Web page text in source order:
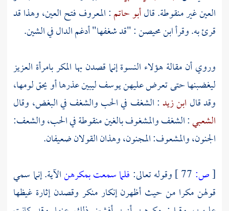
العين غير منقوطة. قالأبو حاتم: المعروف فتح العين، وهذا قد
قرئ به. وقرأابن محيصن: "قد شغفها" أدغم الدال في الشين.
وروي أن مقالة هؤلاء النسوة إنما قصدن بها المكربامرأة العزيز
ليغضبنها حتى تعرض عليهنيوسفليبين عذرها أو يحق لومها،
وقد قال ابن زيد: الشغف في الحب والشغف في البغض، وقال
الشعبي: الشغف والمشغوف بالغين منقوطة في الحب، والشعف:
الجنون، والمشعوف: المجنون، وهذان القولان ضعيفان.
[ص: وقوله تعالى: فلما سمعت بمكرهنالآية. إنما سمي
قولهن مكرا من حيث أظهرن إنكار منكر وقصدن إثارة غيظها